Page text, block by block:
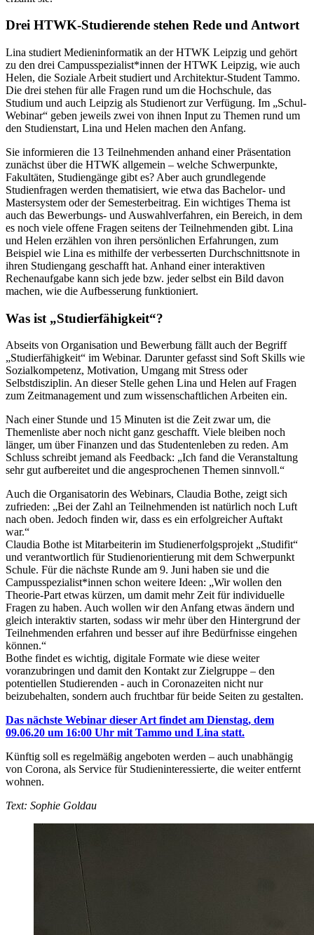
Drei HTWK-Studierende stehen Rede und Antwort
Lina studiert Medieninformatik an der HTWK Leipzig und gehört
zu den drei Campusspezialist*innen der HTWK Leipzig, wie auch
Helen, die Soziale Arbeit studiert und Architektur-Student Tammo.
Die drei stehen für alle Fragen rund um die Hochschule, das
Studium und auch Leipzig als Studienort zur Verfügung. Im „Schul-
Webinar“ geben jeweils zwei von ihnen Input zu Themen rund um
den Studienstart, Lina und Helen machen den Anfang.
Sie informieren die 13 Teilnehmenden anhand einer Präsentation
zunächst über die HTWK allgemein – welche Schwerpunkte,
Fakultäten, Studiengänge gibt es? Aber auch grundlegende
Studienfragen werden thematisiert, wie etwa das Bachelor- und
Mastersystem oder der Semesterbeitrag. Ein wichtiges Thema ist
auch das Bewerbungs- und Auswahlverfahren, ein Bereich, in dem
es noch viele offene Fragen seitens der Teilnehmenden gibt. Lina
und Helen erzählen von ihren persönlichen Erfahrungen, zum
Beispiel wie Lina es mithilfe der verbesserten Durchschnittsnote in
ihren Studiengang geschafft hat. Anhand einer interaktiven
Rechenaufgabe kann sich jede bzw. jeder selbst ein Bild davon
machen, wie die Aufbesserung funktioniert.
Was ist „Studierfähigkeit“?
Abseits von Organisation und Bewerbung fällt auch der Begriff
„Studierfähigkeit“ im Webinar. Darunter gefasst sind Soft Skills wie
Sozialkompetenz, Motivation, Umgang mit Stress oder
Selbstdisziplin. An dieser Stelle gehen Lina und Helen auf Fragen
zum Zeitmanagement und zum wissenschaftlichen Arbeiten ein.
Nach einer Stunde und 15 Minuten ist die Zeit zwar um, die
Themenliste aber noch nicht ganz geschafft. Viele bleiben noch
länger, um über Finanzen und das Studentenleben zu reden. Am
Schluss schreibt jemand als Feedback: „Ich fand die Veranstaltung
sehr gut aufbereitet und die angesprochenen Themen sinnvoll.“
Auch die Organisatorin des Webinars, Claudia Bothe, zeigt sich
zufrieden: „Bei der Zahl an Teilnehmenden ist natürlich noch Luft
nach oben. Jedoch finden wir, dass es ein erfolgreicher Auftakt
war.“
Claudia Bothe ist Mitarbeiterin im Studienerfolgsprojekt „Studifit“
und verantwortlich für Studienorientierung mit dem Schwerpunkt
Schule. Für die nächste Runde am 9. Juni haben sie und die
Campusspezialist*innen schon weitere Ideen: „Wir wollen den
Theorie-Part etwas kürzen, um damit mehr Zeit für individuelle
Fragen zu haben. Auch wollen wir den Anfang etwas ändern und
gleich interaktiv starten, sodass wir mehr über den Hintergrund der
Teilnehmenden erfahren und besser auf ihre Bedürfnisse eingehen
können.“
Bothe findet es wichtig, digitale Formate wie diese weiter
voranzubringen und damit den Kontakt zur Zielgruppe – den
potentiellen Studierenden - auch in Coronazeiten nicht nur
beizubehalten, sondern auch fruchtbar für beide Seiten zu gestalten.
Das nächste Webinar dieser Art findet am Dienstag, dem
09.06.20 um 16:00 Uhr mit Tammo und Lina statt.
Künftig soll es regelmäßig angeboten werden – auch unabhängig
von Corona, als Service für Studieninteressierte, die weiter entfernt
wohnen.
Text: Sophie Goldau